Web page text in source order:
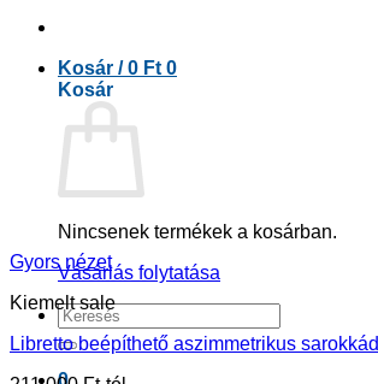
Kosár /0 Ft 0
Kosár
Nincsenek termékek a kosárban.
Vásárlás folytatása
Keresés
a
következőre:
Gyors nézet
Kiemelt sale
Libretto beépíthető aszimmetrikus sarokkád